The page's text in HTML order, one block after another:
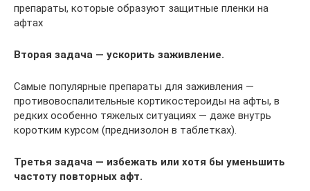
препараты, которые образуют защитные пленки на
афтах
Вторая задача — ускорить заживление.
Самые популярные препараты для заживления —
противовоспалительные кортикостероиды на афты, в
редких особенно тяжелых ситуациях — даже внутрь
коротким курсом (преднизолон в таблетках).
Третья задача — избежать или хотя бы уменьшить
частоту повторных афт.